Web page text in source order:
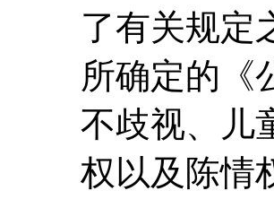
了有关规定
所确定的《
不歧视、儿
权以及陈情